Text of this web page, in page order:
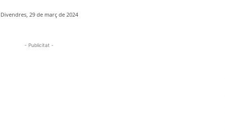
Divendres, 29 de març de 2024
- Publicitat -